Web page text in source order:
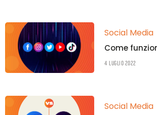
Social Media
Come
4 Luglio 2022
Social Media